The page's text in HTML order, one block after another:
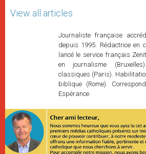
View all articles
Journaliste française
depuis 1995. Rédactrice en
lancé le service français
en journalisme
classiques (Paris).
biblique (Rome).
Espérance.